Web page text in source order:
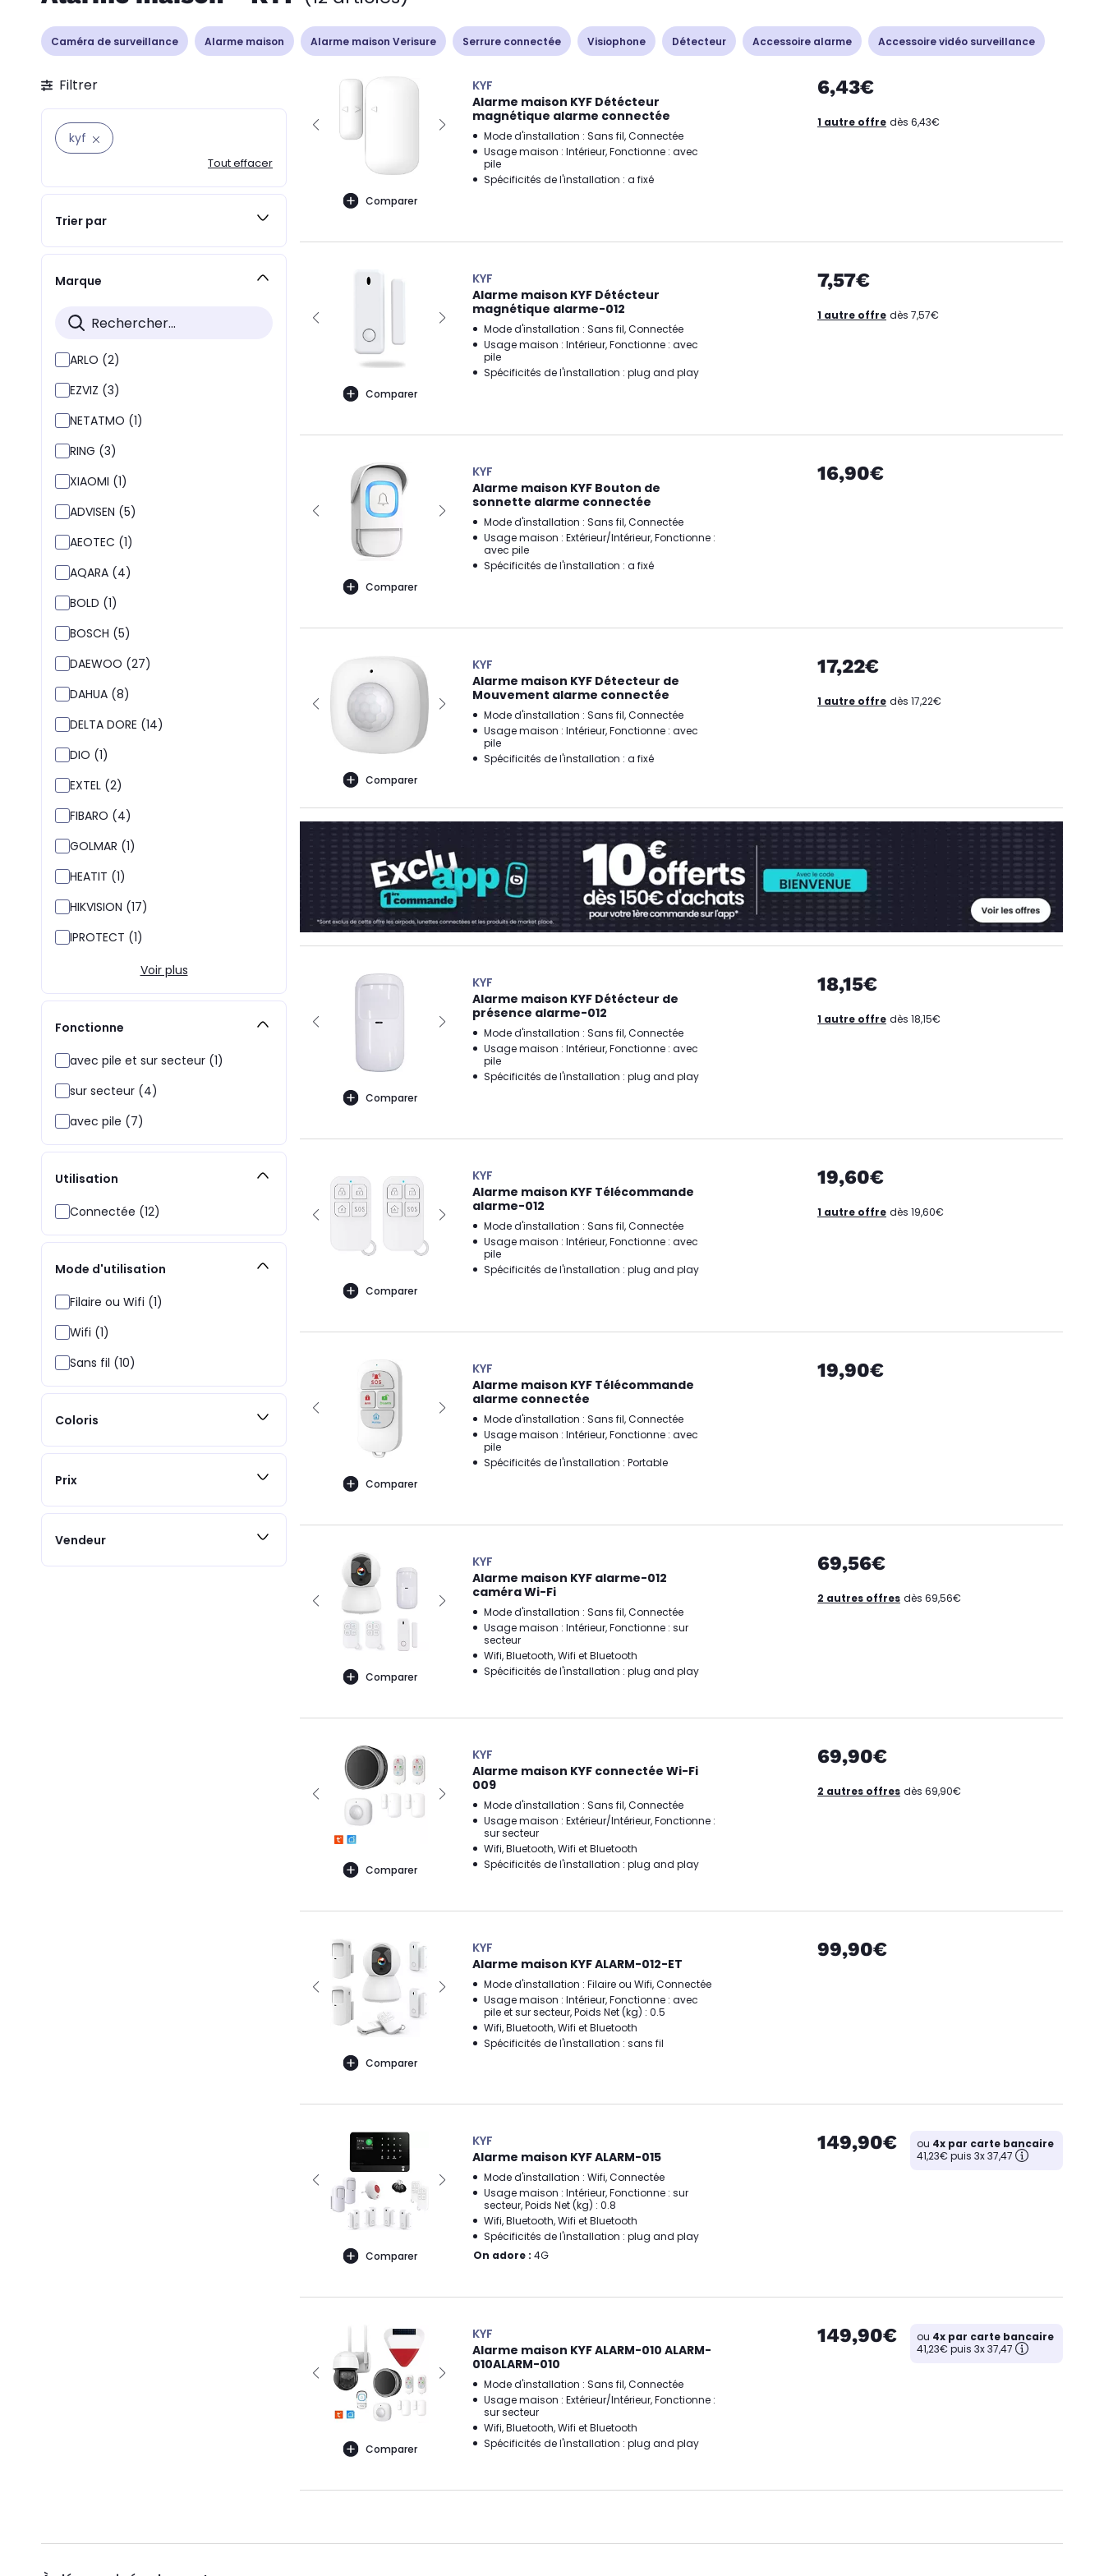
Caméra de surveillance Alarme maison Alarme maison Verisure Serrure connectée Visiophone Détecteur Accessoire alarme Accessoire vidéo surveillance
Filtrer
kyf
Tout effacer
Trier par
Marque
ARLO (2)
EZVIZ (3)
NETATMO (1)
RING (3)
XIAOMI (1)
ADVISEN (5)
AEOTEC (1)
AQARA (4)
BOLD (1)
BOSCH (5)
DAEWOO (27)
DAHUA (8)
DELTA DORE (14)
DIO (1)
EXTEL (2)
FIBARO (4)
GOLMAR (1)
HEATIT (1)
HIKVISION (17)
IPROTECT (1)
Voir plus
Fonctionne
avec pile et sur secteur (1)
sur secteur (4)
avec pile (7)
Utilisation
Connectée (12)
Mode d'utilisation
Filaire ou Wifi (1)
Wifi (1)
Sans fil (10)
Coloris
Prix
Vendeur
Comparer
KYF
Alarme maison KYF Détécteur
magnétique alarme connectée
Mode d'installation : Sans fil, Connectée
Usage maison : Intérieur, Fonctionne : avec
pile
Spécificités de l'installation : a fixé
6,43€
1 autre offre dès 6,43€
Comparer
KYF
Alarme maison KYF Détécteur
magnétique alarme-012
Mode d'installation : Sans fil, Connectée
Usage maison : Intérieur, Fonctionne : avec
pile
Spécificités de l'installation : plug and play
7,57€
1 autre offre dès 7,57€
Comparer
KYF
Alarme maison KYF Bouton de
sonnette alarme connectée
Mode d'installation : Sans fil, Connectée
Usage maison : Extérieur/Intérieur, Fonctionne :
avec pile
Spécificités de l'installation : a fixé
16,90€
Comparer
KYF
Alarme maison KYF Détecteur de
Mouvement alarme connectée
Mode d'installation : Sans fil, Connectée
Usage maison : Intérieur, Fonctionne : avec
pile
Spécificités de l'installation : a fixé
17,22€
1 autre offre dès 17,22€
Comparer
KYF
Alarme maison KYF Détécteur de
présence alarme-012
Mode d'installation : Sans fil, Connectée
Usage maison : Intérieur, Fonctionne : avec
pile
Spécificités de l'installation : plug and play
18,15€
1 autre offre dès 18,15€
Comparer
KYF
Alarme maison KYF Télécommande
alarme-012
Mode d'installation : Sans fil, Connectée
Usage maison : Intérieur, Fonctionne : avec
pile
Spécificités de l'installation : plug and play
19,60€
1 autre offre dès 19,60€
Comparer
KYF
Alarme maison KYF Télécommande
alarme connectée
Mode d'installation : Sans fil, Connectée
Usage maison : Intérieur, Fonctionne : avec
pile
Spécificités de l'installation : Portable
19,90€
Comparer
KYF
Alarme maison KYF alarme-012
caméra Wi-Fi
Mode d'installation : Sans fil, Connectée
Usage maison : Intérieur, Fonctionne : sur
secteur
Wifi, Bluetooth, Wifi et Bluetooth
Spécificités de l'installation : plug and play
69,56€
2 autres offres dès 69,56€
Comparer
KYF
Alarme maison KYF connectée Wi-Fi
009
Mode d'installation : Sans fil, Connectée
Usage maison : Extérieur/Intérieur, Fonctionne :
sur secteur
Wifi, Bluetooth, Wifi et Bluetooth
Spécificités de l'installation : plug and play
69,90€
2 autres offres dès 69,90€
Comparer
KYF
Alarme maison KYF ALARM-012-ET
Mode d'installation : Filaire ou Wifi, Connectée
Usage maison : Intérieur, Fonctionne : avec
pile et sur secteur, Poids Net (kg) : 0.5
Wifi, Bluetooth, Wifi et Bluetooth
Spécificités de l'installation : sans fil
99,90€
Comparer
KYF
Alarme maison KYF ALARM-015
Mode d'installation : Wifi, Connectée
Usage maison : Intérieur, Fonctionne : sur
secteur, Poids Net (kg) : 0.8
Wifi, Bluetooth, Wifi et Bluetooth
Spécificités de l'installation : plug and play
On adore : 4G
149,90€ ou 4x par carte bancaire
41,23€ puis 3x 37,47
Comparer
KYF
Alarme maison KYF ALARM-010 ALARM-
010ALARM-010
Mode d'installation : Sans fil, Connectée
Usage maison : Extérieur/Intérieur, Fonctionne :
sur secteur
Wifi, Bluetooth, Wifi et Bluetooth
Spécificités de l'installation : plug and play
149,90€ ou 4x par carte bancaire
41,23€ puis 3x 37,47